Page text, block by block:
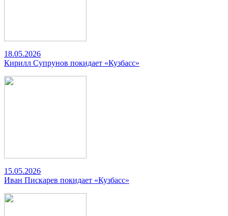
18.05.2026
Кирилл Супрунов покидает «Кузбасс»
15.05.2026
Иван Пискарев покидает «Кузбасс»